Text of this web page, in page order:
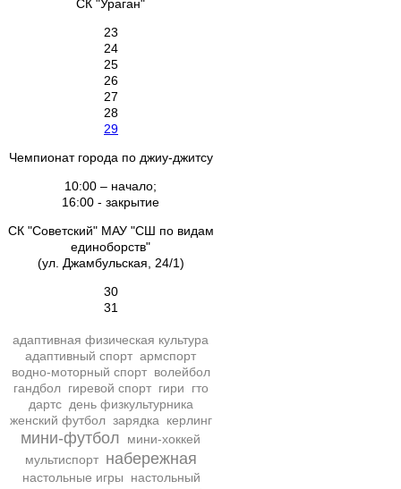
СК "Ураган"
23
24
25
26
27
28
29
Чемпионат города по джиу-джитсу
10:00 – начало;
16:00 - закрытие
СК "Советский" МАУ "СШ по видам
единоборств"
(ул. Джамбульская, 24/1)
30
31
адаптивная физическая культура
адаптивный спорт армспорт
водно-моторный спорт волейбол
гандбол гиревой спорт гири
гто
дартс день физкультурника
женский футбол зарядка керлинг
мини-футбол
мини-хоккей
мультиспорт набережная
настольные игры
настольный